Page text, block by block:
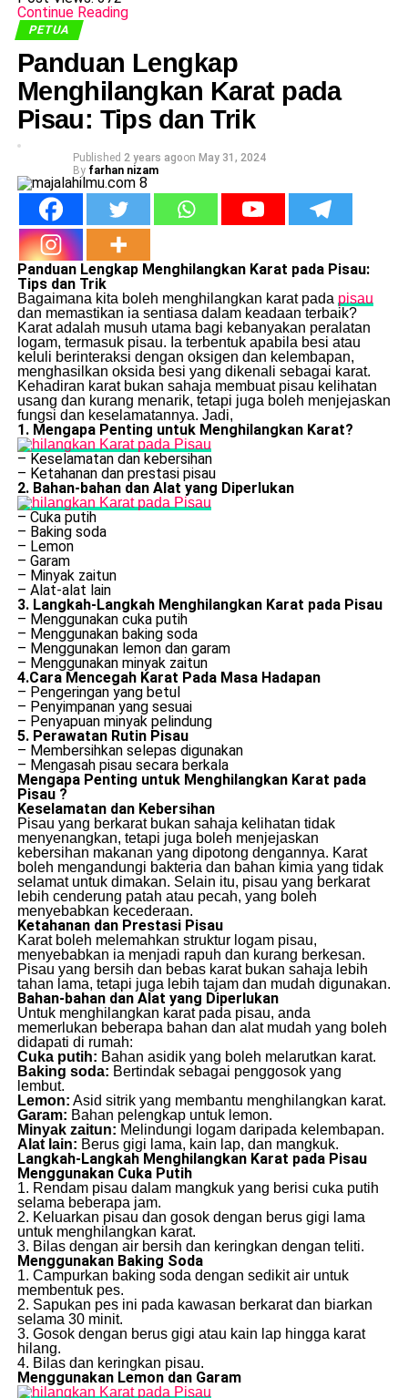
Continue Reading
PETUA
Panduan Lengkap
Menghilangkan Karat pada
Pisau: Tips dan Trik
Published 2 years agoon May 31, 2024
By farhan nizam
Panduan Lengkap Menghilangkan Karat pada Pisau:
Tips dan Trik
Bagaimana kita boleh menghilangkan karat pada pisau
dan memastikan ia sentiasa dalam keadaan terbaik?
Karat adalah musuh utama bagi kebanyakan peralatan
logam, termasuk pisau. Ia terbentuk apabila besi atau
keluli berinteraksi dengan oksigen dan kelembapan,
menghasilkan oksida besi yang dikenali sebagai karat.
Kehadiran karat bukan sahaja membuat pisau kelihatan
usang dan kurang menarik, tetapi juga boleh menjejaskan
fungsi dan keselamatannya. Jadi,
1. Mengapa Penting untuk Menghilangkan Karat?
– Keselamatan dan kebersihan
– Ketahanan dan prestasi pisau
2. Bahan-bahan dan Alat yang Diperlukan
– Cuka putih
– Baking soda
– Lemon
– Garam
– Minyak zaitun
– Alat-alat lain
3. Langkah-Langkah Menghilangkan Karat pada Pisau
– Menggunakan cuka putih
– Menggunakan baking soda
– Menggunakan lemon dan garam
– Menggunakan minyak zaitun
4.Cara Mencegah Karat Pada Masa Hadapan
– Pengeringan yang betul
– Penyimpanan yang sesuai
– Penyapuan minyak pelindung
5. Perawatan Rutin Pisau
– Membersihkan selepas digunakan
– Mengasah pisau secara berkala
Mengapa Penting untuk Menghilangkan Karat pada
Pisau ?
Keselamatan dan Kebersihan
Pisau yang berkarat bukan sahaja kelihatan tidak
menyenangkan, tetapi juga boleh menjejaskan
kebersihan makanan yang dipotong dengannya. Karat
boleh mengandungi bakteria dan bahan kimia yang tidak
selamat untuk dimakan. Selain itu, pisau yang berkarat
lebih cenderung patah atau pecah, yang boleh
menyebabkan kecederaan.
Ketahanan dan Prestasi Pisau
Karat boleh melemahkan struktur logam pisau,
menyebabkan ia menjadi rapuh dan kurang berkesan.
Pisau yang bersih dan bebas karat bukan sahaja lebih
tahan lama, tetapi juga lebih tajam dan mudah digunakan.
Bahan-bahan dan Alat yang Diperlukan
Untuk menghilangkan karat pada pisau, anda
memerlukan beberapa bahan dan alat mudah yang boleh
didapati di rumah:
Cuka putih: Bahan asidik yang boleh melarutkan karat.
Baking soda: Bertindak sebagai penggosok yang
lembut.
Lemon: Asid sitrik yang membantu menghilangkan karat.
Garam: Bahan pelengkap untuk lemon.
Minyak zaitun: Melindungi logam daripada kelembapan.
Alat lain: Berus gigi lama, kain lap, dan mangkuk.
Langkah-Langkah Menghilangkan Karat pada Pisau
Menggunakan Cuka Putih
1. Rendam pisau dalam mangkuk yang berisi cuka putih
selama beberapa jam.
2. Keluarkan pisau dan gosok dengan berus gigi lama
untuk menghilangkan karat.
3. Bilas dengan air bersih dan keringkan dengan teliti.
Menggunakan Baking Soda
1. Campurkan baking soda dengan sedikit air untuk
membentuk pes.
2. Sapukan pes ini pada kawasan berkarat dan biarkan
selama 30 minit.
3. Gosok dengan berus gigi atau kain lap hingga karat
hilang.
4. Bilas dan keringkan pisau.
Menggunakan Lemon dan Garam